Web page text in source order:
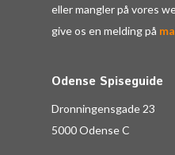
eller mangler på vores
give os en melding på
Odense Spiseguide
Dronningensgade 23
5000 Odense C